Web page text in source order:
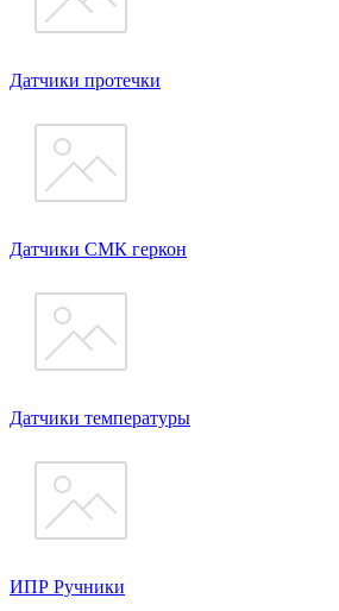
Датчики протечки
Датчики СМК геркон
Датчики температуры
ИПР Ручники